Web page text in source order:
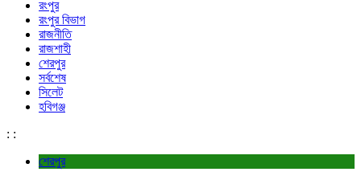
রংপুর
রংপুর বিভাগ
রাজনীতি
রাজশাহী
শেরপুর
সর্বশেষ
সিলেট
হবিগঞ্জ
: :
শেরপুর